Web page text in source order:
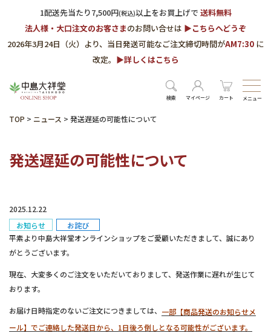
1配送先当たり7,500円(税込)以上をお買上げで 送料無料
法人様・大口注文のお客さまのお問い合せは ▶︎こちらへどうぞ
2026年3月24日（火）より、当日発送可能なご注文締切時間がAM7:30 に
改定。 ▶︎詳しくはこちら
検索 マイページ カート メニュー
TOP > ニュース > 発送遅延の可能性について
発送遅延の可能性について
2025.12.22
お知らせ
お詫び
平素より中島大祥堂オンラインショップをご愛顧いただきまして、誠にあり
がとうございます。
現在、大変多くのご注文をいただいておりまして、発送作業に遅れが生じて
おります。
お届け日時指定のないご注文につきましては、 一部【商品発送のお知らせメ
ール】でご連絡した発送日から、1日後ろ倒しとなる可能性がございます。